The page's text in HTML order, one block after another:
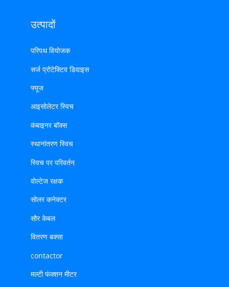
उत्पादों
परिपथ वियोजक
सर्ज प्रोटेक्टिव डिवाइस
फ्यूज
आइसोलेटर स्विच
कंबाइनर बॉक्स
स्थानांतरण स्विच
स्विच पर परिवर्तन
वोल्टेज रक्षक
सोलर कनेक्टर
सौर केबल
वितरण बक्सा
contactor
मल्टी फंक्शन मीटर